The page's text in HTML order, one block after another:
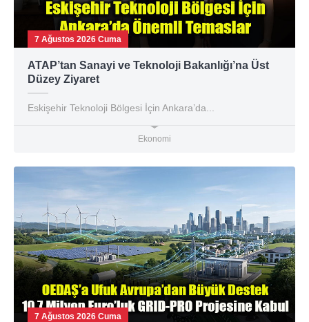
7 Ağustos 2026 Cuma
ATAP’tan Sanayi ve Teknoloji Bakanlığı’na Üst
Düzey Ziyaret
Eskişehir Teknoloji Bölgesi İçin Ankara’da...
Ekonomi
7 Ağustos 2026 Cuma